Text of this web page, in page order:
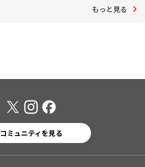
もっと見る
コミュニティを見る